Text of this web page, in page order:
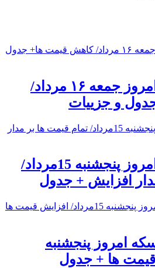
قیمت طلا و سکه امروز جمعه ۱۶ مرداد/
و جزییات
قیمت طلا و سکه امروز پنجشنبه 15مرداد/
افزایش + جدول
امروز پنجشنبه